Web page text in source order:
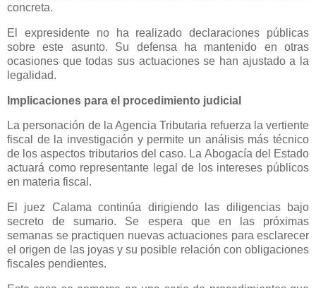
concreta.
El expresidente no ha realizado declaraciones públicas
sobre este asunto. Su defensa ha mantenido en otras
ocasiones que todas sus actuaciones se han ajustado a la
legalidad.
Implicaciones para el procedimiento judicial
La personación de la Agencia Tributaria refuerza la vertiente
fiscal de la investigación y permite un análisis más técnico
de los aspectos tributarios del caso. La Abogacía del Estado
actuará como representante legal de los intereses públicos
en materia fiscal.
El juez Calama continúa dirigiendo las diligencias bajo
secreto de sumario. Se espera que en las próximas
semanas se practiquen nuevas actuaciones para esclarecer
el origen de las joyas y su posible relación con obligaciones
fiscales pendientes.